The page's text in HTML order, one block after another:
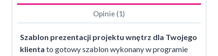
Opinie (1)
Szablon prezentacji projektu wnętrz dla Twojego
klienta to gotowy szablon wykonany w programie